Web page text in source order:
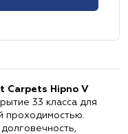
Carpets Hipno V
33 класса для
проходимостью.